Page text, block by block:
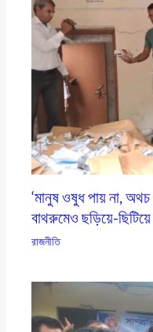
‘মানুষ ওষুধ পায় না,
বাথরুমেও ছড়িয়ে-
রাজনীতি